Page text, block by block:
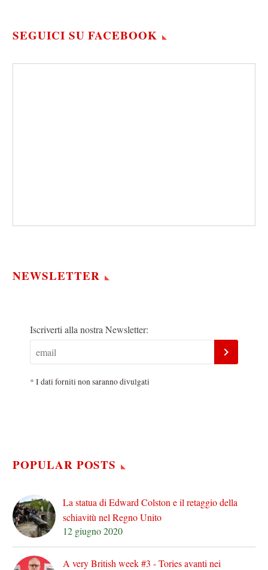
SEGUICI SU FACEBOOK
NEWSLETTER
Iscriverti alla nostra Newsletter:
* I dati forniti non saranno divulgati
POPULAR POSTS
La statua di Edward Colston e il retaggio della
schiavitù nel Regno Unito
12 giugno 2020
A very British week #3 - Tories avanti nei